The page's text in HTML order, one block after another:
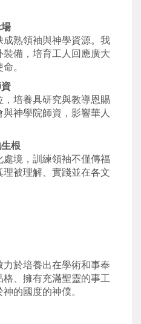
熟領袖與神學資源。我
備，培育工人回應廣大
。
培養具研究與教導恩賜
神學院師資，影響華人
根
境，訓練領袖不僅傳福
被理解、實踐並在各文
於培養出在學術和事奉
格、擁有充滿聖靈的事工
的國度的神僕。